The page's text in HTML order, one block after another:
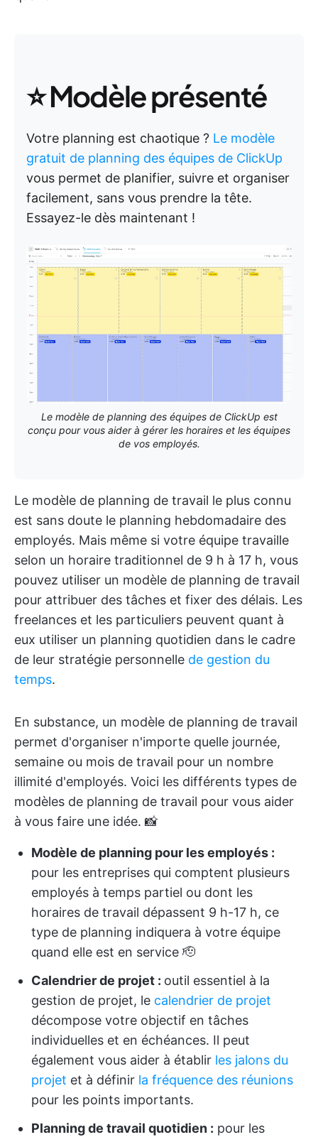
⭐ Modèle présenté
Votre planning est chaotique ? Le modèle
gratuit de planning des équipes de ClickUp
vous permet de planifier, suivre et organiser
facilement, sans vous prendre la tête.
Essayez-le dès maintenant !
Le modèle de planning des équipes de ClickUp est
conçu pour vous aider à gérer les horaires et les équipes
de vos employés.
Le modèle de planning de travail le plus connu
est sans doute le planning hebdomadaire des
employés. Mais même si votre équipe travaille
selon un horaire traditionnel de 9 h à 17 h, vous
pouvez utiliser un modèle de planning de travail
pour attribuer des tâches et fixer des délais. Les
freelances et les particuliers peuvent quant à
eux utiliser un planning quotidien dans le cadre
de leur stratégie personnelle de gestion du
temps.
En substance, un modèle de planning de travail
permet d'organiser n'importe quelle journée,
semaine ou mois de travail pour un nombre
illimité d'employés. Voici les différents types de
modèles de planning de travail pour vous aider
à vous faire une idée. 📸
Modèle de planning pour les employés :
pour les entreprises qui comptent plusieurs
employés à temps partiel ou dont les
horaires de travail dépassent 9 h-17 h, ce
type de planning indiquera à votre équipe
quand elle est en service 🫡
Calendrier de projet : outil essentiel à la
gestion de projet, le calendrier de projet
décompose votre objectif en tâches
individuelles et en échéances. Il peut
également vous aider à établir les jalons du
projet et à définir la fréquence des réunions
pour les points importants.
Planning de travail quotidien : pour les